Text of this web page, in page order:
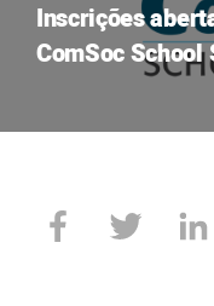
Inscrições
ComSoc